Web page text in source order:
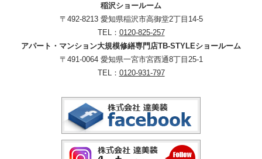
稲沢ショールーム
〒492-8213 愛知県稲沢市高御堂2丁目14-5
TEL： 0120-825-257
アパート・マンション大規模修繕専門店TB-STYLEショールーム
〒491-0064 愛知県一宮市宮西通8丁目25-1
TEL： 0120-931-797